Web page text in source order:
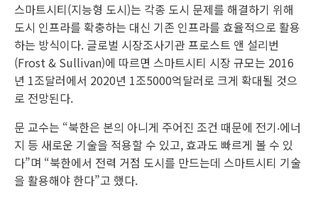
스마트시티(지능형 도시)는 각종 도시 문제를 해결하기 위해
도시 인프라를 확충하는 대신 기존 인프라를 효율적으로 활용
하는 방식이다. 글로벌 시장조사기관 프로스트 앤 설리번
(Frost & Sullivan)에 따르면 스마트시티 시장 규모는 2016
년 1조달러에서 2020년 1조5000억달러로 크게 확대될 것으
로 전망된다.
문 교수는 “북한은 본의 아니게 주어진 조건 때문에 전기‧에너
지 등 새로운 기술을 적용할 수 있고, 효과도 빠르게 볼 수 있
다”며 “북한에서 전력 거점 도시를 만드는데 스마트시티 기술
을 활용해야 한다”고 했다.